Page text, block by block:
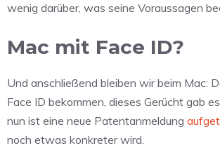
wenig darüber, was seine Voraussagen
Mac mit Face ID?
Und anschließend bleiben wir beim Mac:
Face ID bekommen, dieses Gerücht gab
nun ist eine neue Patentanmeldung
noch etwas konkreter wird.